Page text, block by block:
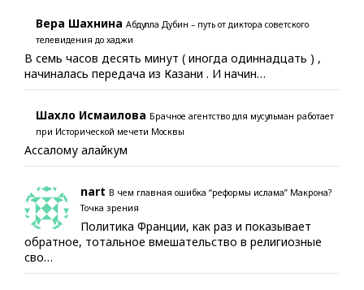
Вера Шахнина Абдулла Дубин – путь от диктора советского
телевидения до хаджи
В семь часов десять минут ( иногда одиннадцать ) ,
начиналась передача из Казани . И начин…
Шахло Исмаилова Брачное агентство для мусульман работает
при Исторической мечети Москвы
Ассалому алайкум
nart В чем главная ошибка “реформы ислама” Макрона?
Точка зрения
Политика Франции, как раз и показывает
обратное, тотальное вмешательство в религиозные
сво…